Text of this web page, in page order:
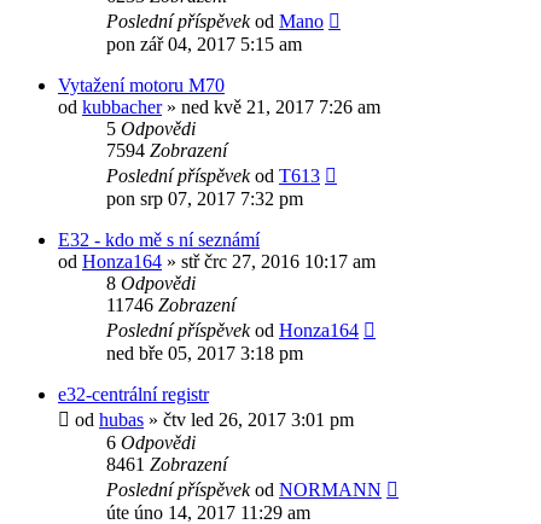
Poslední příspěvekod Mano
pon zář 04, 2017 5:15 am
Vytažení motoru M70
od kubbacher» ned kvě 21, 2017 7:26 am
5 Odpovědi
7594 Zobrazení
Poslední příspěvekod T613
pon srp 07, 2017 7:32 pm
E32 - kdo mě s ní seznámí
od Honza164 » stř črc 27, 2016 10:17 am
8 Odpovědi
11746 Zobrazení
Poslední příspěvekod Honza164
ned bře 05, 2017 3:18 pm
e32-centrální registr
od hubas » čtv led 26, 2017 3:01 pm
6 Odpovědi
8461 Zobrazení
Poslední příspěvekod NORMANN
úte úno 14, 2017 11:29 am